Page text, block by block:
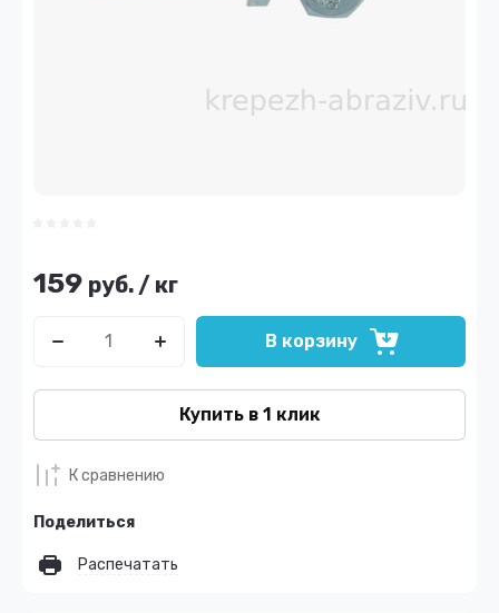
159 руб. / кг
В корзину
Купить в 1 клик
К сравнению
Поделиться
Распечатать